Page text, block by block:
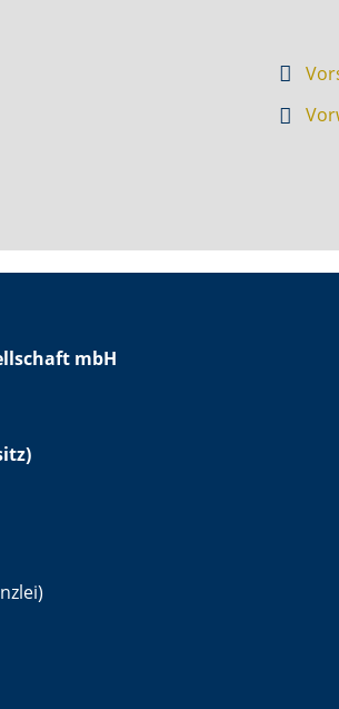
mbH